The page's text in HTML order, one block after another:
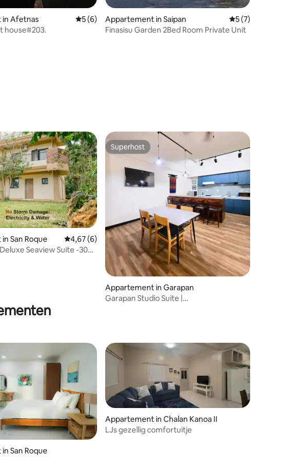
4,88 uit 5, 25 recensies
Afetnas Gemiddelde beoordeling van 5 uit 5, 6 recensies
5 (6)
house#203.
Appartement in Saipan Gemiddelde
5 (7)
Finasisu Garden 2Bed Room Private Unit
van 5 uit 5, 13 recensies
San Roque Gemiddelde beoordeling van 4,67 uit 5, 6 recensies
4,67 (6)
Seaview Suite -30%
Superhost
Superhost
Appartement in Garapan
Garapan Studio Suite |
San Roque
Appartement in Chalan Kanoa II
LJs gezellig comfortuitje